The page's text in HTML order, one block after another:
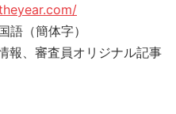
語（簡体字）
報、審査員オリジナル記事